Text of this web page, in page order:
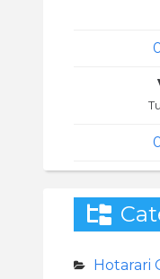
Hotarari